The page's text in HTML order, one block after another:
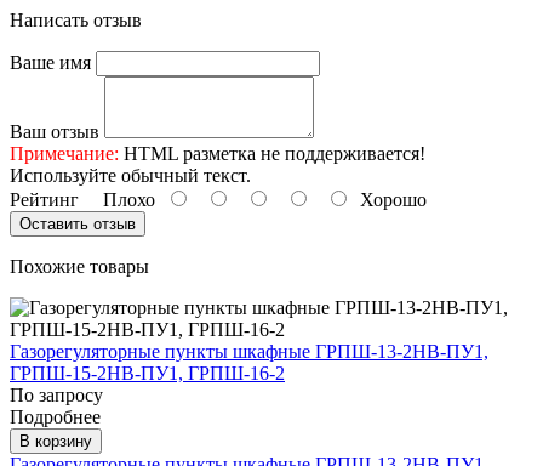
Написать отзыв
Ваше имя
Ваш отзыв
Примечание: HTML разметка не поддерживается!
Используйте обычный текст.
Рейтинг Плохо Хорошо
Оставить отзыв
Похожие товары
Газорегуляторные пункты шкафные ГРПШ-13-2НВ-ПУ1,
ГРПШ-15-2НВ-ПУ1, ГРПШ-16-2
По запросу
Подробнее
В корзину